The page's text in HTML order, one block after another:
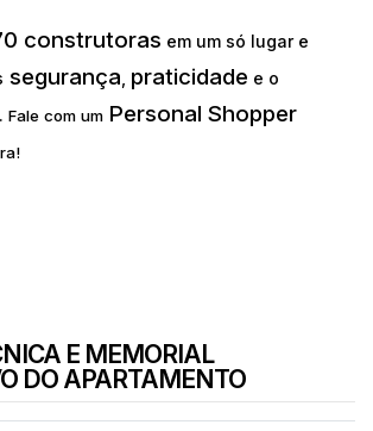
construtoras em um só lugar e
segurança praticidade e o
. Fale com um Personal Shopper
E MEMORIAL
DO APARTAMENTO